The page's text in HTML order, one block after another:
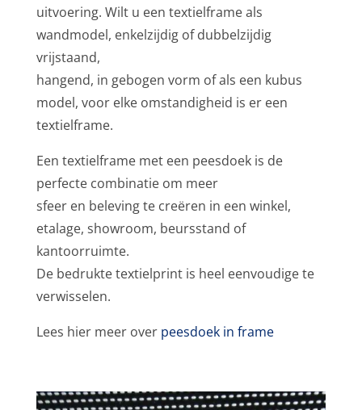
uitvoering. Wilt u een textielframe als
wandmodel, enkelzijdig of dubbelzijdig
vrijstaand,
hangend, in gebogen vorm of als een kubus
model, voor elke omstandigheid is er een
textielframe.
Een textielframe met een peesdoek is de
perfecte combinatie om meer
sfeer en beleving te creëren in een winkel,
etalage, showroom, beursstand of
kantoorruimte.
De bedrukte textielprint is heel eenvoudige te
verwisselen.
Lees hier meer over peesdoek in frame